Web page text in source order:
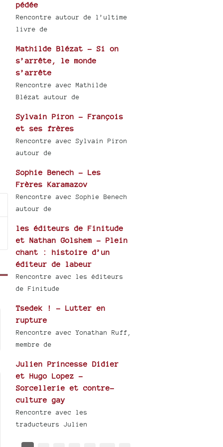
pédée
Rencontre autour de l’ultime
livre de
Mathilde Blézat - Si on
s’arrête, le monde
s’arrête
Rencontre avec Mathilde
Blézat autour de
Sylvain Piron - François
et ses frères
Rencontre avec Sylvain Piron
autour de
Sophie Benech - Les
Frères Karamazov
Rencontre avec Sophie Benech
autour de
les éditeurs de Finitude
et Nathan Golshem - Plein
chant : histoire d’un
éditeur de labeur
Rencontre avec les éditeurs
de Finitude
Tsedek ! - Lutter en
rupture
Rencontre avec Yonathan Ruff,
membre de
Julien Princesse Didier
et Hugo Lopez -
Sorcellerie et contre-
culture gay
Rencontre avec les
traducteurs Julien